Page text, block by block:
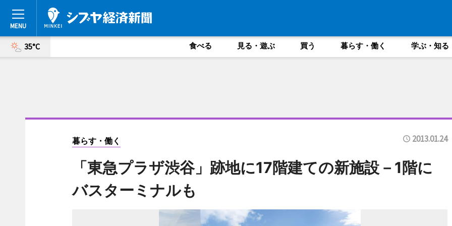
35°C 食べる 見る・遊ぶ 買う 暮らす・働く 学ぶ・知る
暮らす・働く 2013.01.24
「東急プラザ渋谷」跡地に17階建ての新施設－1階に
バスターミナルも